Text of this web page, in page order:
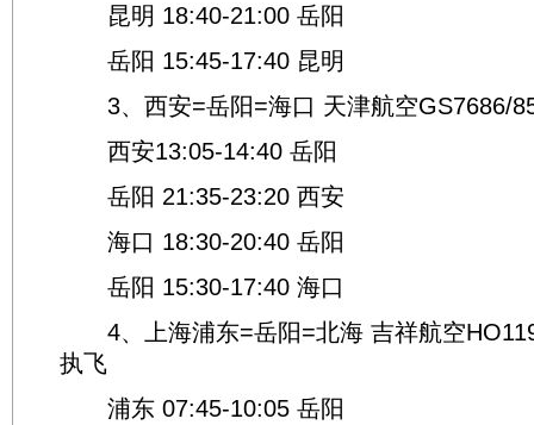
昆明 18:40-21:00 岳阳
岳阳 15:45-17:40 昆明
3、西安=岳阳=海口 天津航空GS7686/
西安13:05-14:40 岳阳
岳阳 21:35-23:20 西安
海口 18:30-20:40 岳阳
岳阳 15:30-17:40 海口
4、上海浦东=岳阳=北海 吉祥航空
执飞
浦东 07:45-10:05 岳阳